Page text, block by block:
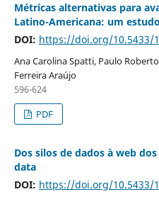
Métricas alternativas para
Latino-Americana: um
DOI: https://doi.org/10.5433/
Ana Carolina Spatti, Paulo
Ferreira Araújo
596-624
PDF
Dos silos de dados à web
data
DOI: https://doi.org/10.5433/